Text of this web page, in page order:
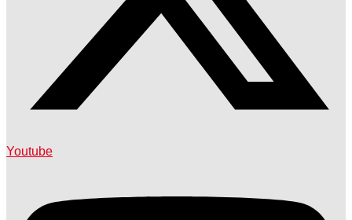
Youtube